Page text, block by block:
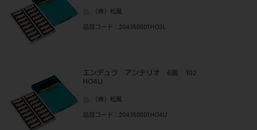
（株）松風
品目コード ：204350001HO3L
エンデュラ アンテリオ 6歯 102
HO4U
（株）松風
品目コード ：204350001HO4U